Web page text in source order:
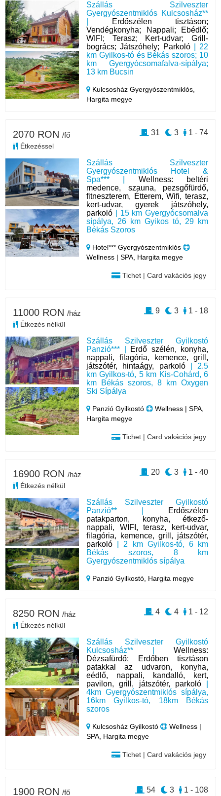
Szállás Szilveszter
Gyergyószentmiklós Kulcsosház**
Erdőszélen tisztáson;
Vendégkonyha; Nappali; Ebédlő;
WIFI; Terasz; Kert-udvar; Grill-
bogrács; Játszóhely; Parkoló| 22
km Gyilkos-tó és Békás szoros; 10
km Gyergyócsomafalva-sípálya;
13 km Bucsin
Kulcsosház Gyergyószentmiklós,
Hargita megye
Szállás Szilveszter
Gyergyószentmiklós Hotel &
Spa*** | Wellness: beltéri
medence, szauna, pezsgőfürdő,
fitneszterem, Étterem, Wifi, terasz,
kert-udvar, gyerek játszóhely,
parkoló | 15 km Gyergyócsomalva
sípálya, 26 km Gyikos tó, 29 km
Békás Szoros
Hotel*** Gyergyószentmiklós
Wellness | SPA, Hargita megye
Tichet | Card vakációs jegy
2070 RON /fő
Étkezéssel
1 - 74
3
31
Szállás Szilveszter Gyilkostó
Panzió*** |
Erdő szélén, konyha,
nappali, filagória, kemence, grill,
játszótér, hintaágy, parkoló| 2.5
km Gyilkos-tó, 5 km Kis-Cohárd, 6
km Békás szoros, 8 km Oxygen
Ski Sípálya
Panzió Gyilkostó
Wellness | SPA,
Hargita megye
Tichet | Card vakációs jegy
11000 RON /ház
Étkezés nélkül
1 - 18
3
9
Szállás Szilveszter Gyilkostó
Panzió** |
Erdőszélen
patakparton, konyha, étkező-
nappali, WIFI, terasz, kert-udvar,
filagória, kemence, grill, játszótér,
parkoló | 2 km Gyilkos-tó, 6 km
Békás szoros, 8 km
Gyergyószentmiklós sípálya
Panzió Gyilkostó, Hargita megye
16900 RON /ház
Étkezés nélkül
1 - 40
3
20
Szállás Szilveszter Gyilkostó
Kulcsosház** | Wellness:
Dézsafürdő; Erdőben tisztáson
patakkal az udvaron, konyha,
eédlő, nappali, kandalló, kert,
pavilon, grill, játszótér, parkoló|
4km Gyergyószentmiklós sípálya,
16km Gyilkos-tó, 18km Békás
szoros
Kulcsosház Gyilkostó
Wellness |
SPA, Hargita megye
Tichet | Card vakációs jegy
8250 RON /ház
Étkezés nélkül
1 - 12
4
4
1900 RON /fő 1 - 108
3
54